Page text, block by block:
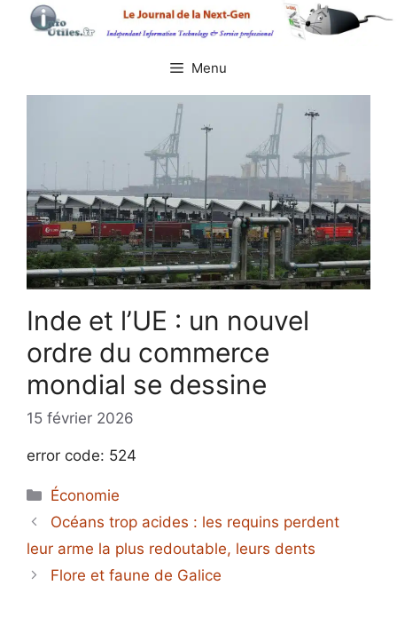
Aller
Menu
Inde et l’UE : un nouvel
ordre du commerce
mondial se dessine
15 février 2026
error code: 524
Catégories
Économie
Océans trop acides : les requins perdent
leur arme la plus redoutable, leurs dents
Flore et faune de Galice